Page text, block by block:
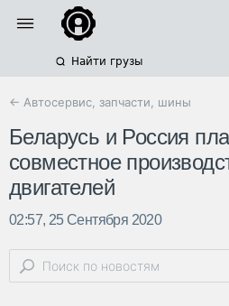
Найти грузы
← Автосервис, запчасти, шины
Беларусь и Россия
совместное
двигателей
02:57, 25 Сентября 2020